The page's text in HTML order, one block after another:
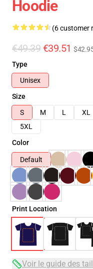
Hoodie
(6 customer
€49.39 €39.51
Type
Unisex
Size
S
M L XL
5XL
Color
Default
Print Location
Voir le guide des